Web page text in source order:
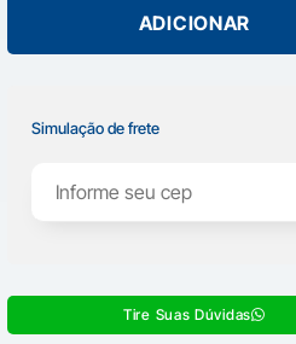
ADICIONAR
Simulação de frete
Tire Suas Dúvidas